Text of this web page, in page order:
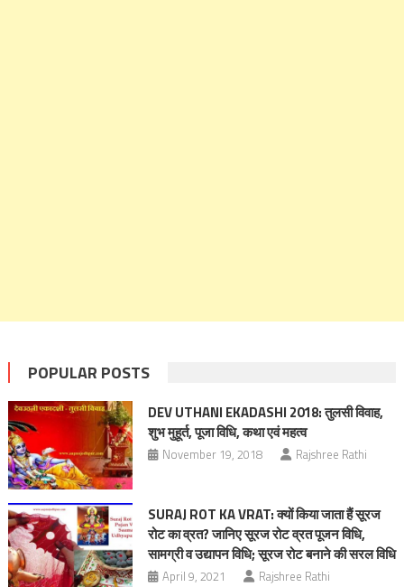
POPULAR POSTS
DEV UTHANI EKADASHI 2018: तुलसी विवाह,
शुभ मुहूर्त, पूजा विधि, कथा एवं महत्व
November 19, 2018 Rajshree Rathi
SURAJ ROT KA VRAT: क्यों किया जाता हैं सूरज
रोट का व्रत? जानिए सूरज रोट व्रत पूजन विधि,
सामग्री व उद्यापन विधि; सूरज रोट बनाने की सरल विधि
April 9, 2021 Rajshree Rathi